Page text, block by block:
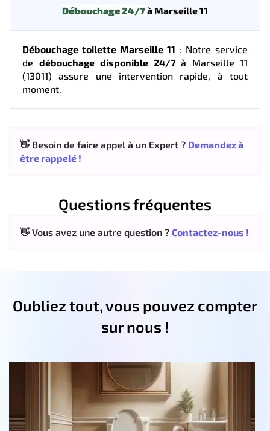
Débouchage 24/7à Marseille 11
Débouchage toilette Marseille 11 : Notre service
de débouchage disponible 24/7à Marseille 11
(13011) assure une intervention rapide, à tout
moment.
👋 Besoin de faire appel à un Expert ? Demandez à
être rappelé !
Questions fréquentes
👋 Vous avez une autre question ? Contactez-nous !
Oubliez tout, vous pouvez compter
sur nous !